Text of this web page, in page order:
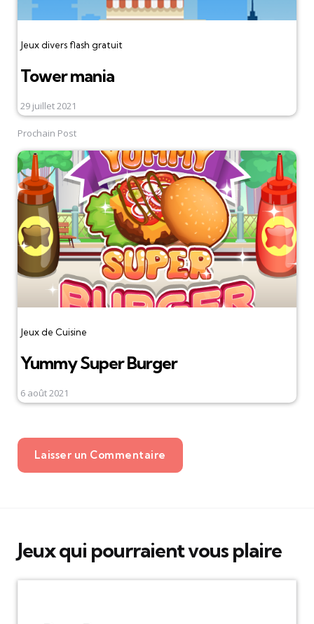
Jeux divers flash gratuit
Tower mania
29 juillet 2021
Prochain Post
Jeux de Cuisine
Yummy Super Burger
6 août 2021
Laisser un Commentaire
Jeux qui pourraient vous plaire